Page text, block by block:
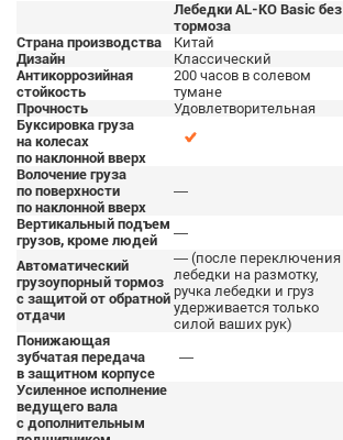
Лебедки AL-KO Basic без
тормоза
Страна производства
Китай
Дизайн
Классический
Антикоррозийная
стойкость
200 часов в солевом
тумане
Прочность
Удовлетворительная
Буксировка груза
на колесах
по наклонной вверх
Волочение груза
по поверхности
по наклонной вверх
—
Вертикальный подъем
грузов, кроме людей
—
Автоматический
грузоупорный тормоз
с защитой от обратной
отдачи
— (после переключения
лебедки на размотку,
ручка лебедки и груз
удерживается только
силой ваших рук)
Понижающая
зубчатая передача
в защитном корпусе
—
Усиленное исполнение
ведущего вала
с дополнительным